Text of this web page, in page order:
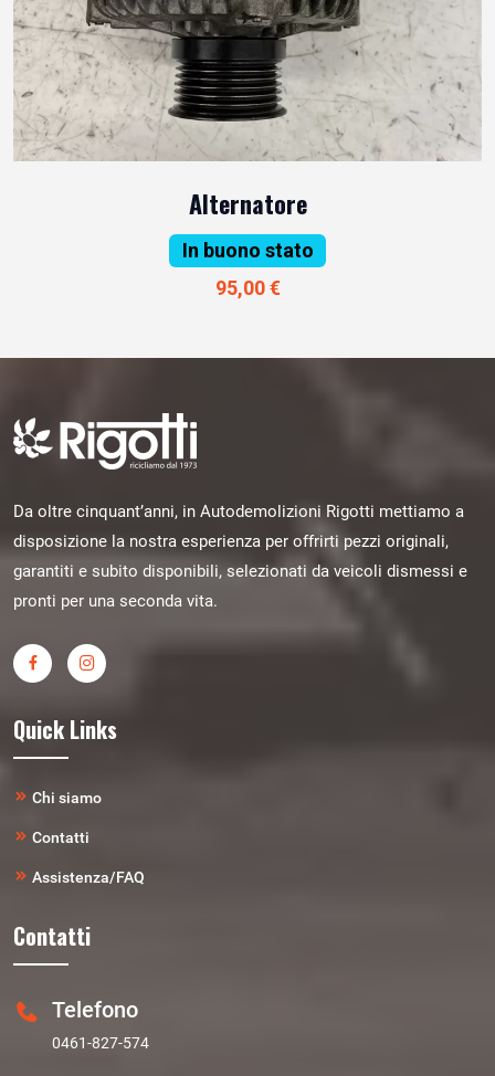
Alternatore
In buono stato
95,00 €
Da oltre cinquant’anni, in Autodemolizioni Rigotti mettiamo a
disposizione la nostra esperienza per offrirti pezzi originali,
garantiti e subito disponibili, selezionati da veicoli dismessi e
pronti per una seconda vita.
Quick Links
Chi siamo
Contatti
Assistenza/FAQ
Contatti
Telefono
0461-827-574